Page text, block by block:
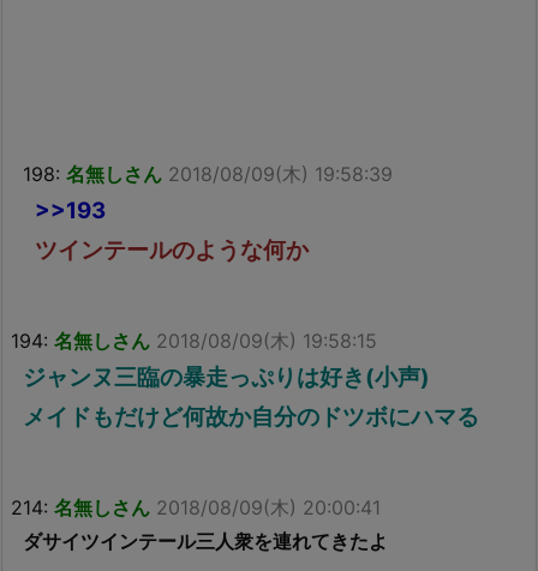
198: 名無しさん 2018/08/09(木) 19:58:39
>>193
ツインテールのような何か
194: 名無しさん 2018/08/09(木) 19:58:15
ジャンヌ三臨の暴走っぷりは好き(小声)
メイドもだけど何故か自分のドツボにハマる
214: 名無しさん 2018/08/09(木) 20:00:41
ダサイツインテール三人衆を連れてきたよ